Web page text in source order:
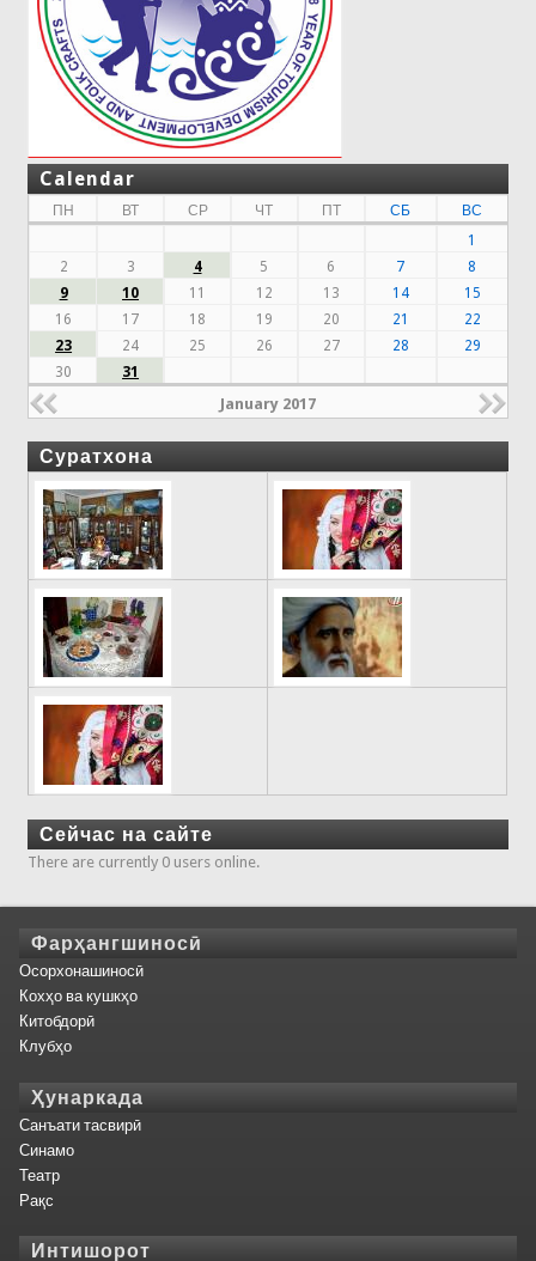
Calendar
ПН ВТ СР ЧТ ПТ СБ
ВС
1
2
3 4 5 6 7
8
9
10 11 12 13 14
15
16
17 18 19 20 21
22
23
24 25 26 27 28
29
30
31
January 2017
Суратхона
Сейчас на сайте
There are currently 0 users online.
Фарҳангшиносӣ
Осорхонашиносӣ
Кохҳо ва кушкҳо
Китобдорӣ
Клубҳо
Ҳунаркада
Санъати тасвирӣ
Синамо
Театр
Рақс
Интишорот